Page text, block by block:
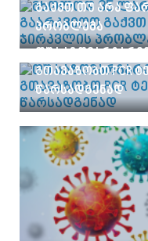
გაქვთ თუ არა
პრობლემა
თუ
გთავაზობთ PCR
წარსადგენად